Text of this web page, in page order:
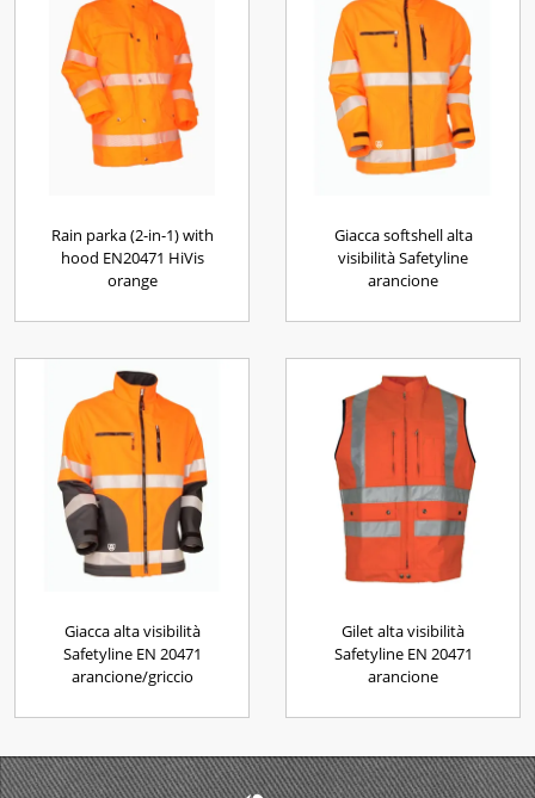
Rain parka (2-in-1) with
hood EN20471 HiVis
orange
Giacca softshell alta
visibilità Safetyline
arancione
Giacca alta visibilità
Safetyline EN 20471
arancione/griccio
Gilet alta visibilità
Safetyline EN 20471
arancione